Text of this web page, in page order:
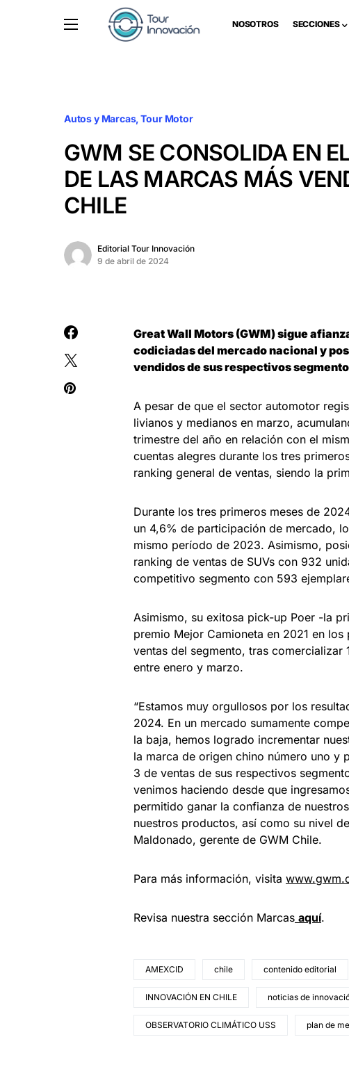
NOSOTROS SECCIONES
Autos y Marcas Tour Motor
GWM SE CONSOLIDA EN
DE LAS MARCAS MÁS
CHILE
Editorial Tour Innovación
9 de abril de 2024
Great Wall Motors (GWM) sigue
codiciadas del mercado nacional y
vendidos de sus respectivos
A pesar de que el sector automotor
livianos y medianos en marzo,
trimestre del año en relación con el
cuentas alegres durante los tres
ranking general de ventas, siendo la
Durante los tres primeros meses de
un 4,6% de participación de mercado,
mismo período de 2023. Asimismo,
ranking de ventas de SUVs con 932
competitivo segmento con 593
Asimismo, su exitosa pick-up Poer -la
premio Mejor Camioneta en 2021 en
ventas del segmento, tras
entre enero y marzo.
“Estamos muy orgullosos por los
2024. En un mercado sumamente
la baja, hemos logrado incrementar
la marca de origen chino número uno y
3 de ventas de sus respectivos
venimos haciendo desde que
permitido ganar la confianza de
nuestros productos, así como su nivel
Maldonado, gerente de GWM Chile.
Para más información, visita
Revisa nuestra sección Marcas aquí.
AMEXCID chile contenido editorial
INNOVACIÓN EN CHILE noticias de
OBSERVATORIO CLIMÁTICO USS plan de